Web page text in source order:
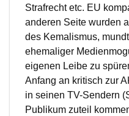
Strafrecht etc. EU
anderen Seite wurden
des Kemalismus,
ehemaliger
eigenen Leibe zu
Anfang an kritisch zur
in seinen TV-Sendern
Publikum zuteil